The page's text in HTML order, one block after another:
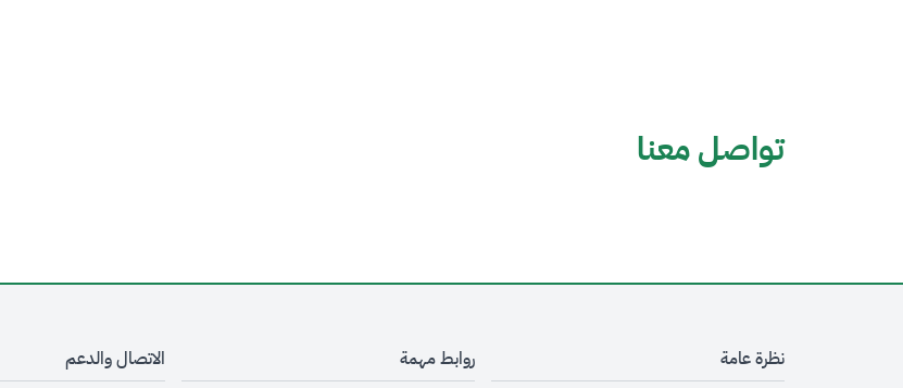
تواصل معنا
نظرة عامة روابط مهمة الاتصال والدعم